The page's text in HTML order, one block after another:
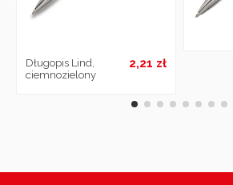
Długopis Lind,
ciemnozielony
2,21 zł